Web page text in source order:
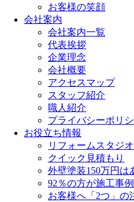
お客様の笑顔
会社案内
会社案内一覧
代表挨拶
企業理念
会社概要
アクセスマップ
スタッフ紹介
職人紹介
プライバシーポリ
お役立ち情報
リフォームスタジ
クイック見積もり
外壁塗装150万円は
92％の方が施工事
お客様へ「2つ」の